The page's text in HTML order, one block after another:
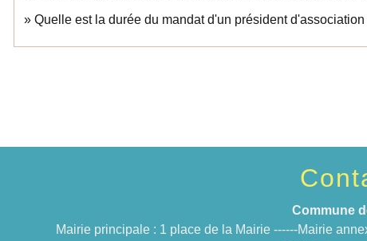
Quelle est la durée du mandat d'un président d'association
Commune
Mairie principale : 1 place de la Mairie ------Mairie